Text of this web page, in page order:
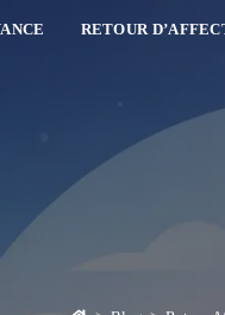
RETOUR